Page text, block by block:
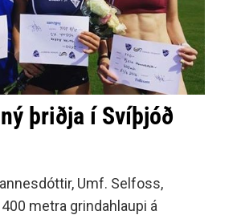
þriðja í Svíþjóð
Umf. Selfoss,
metra grindahlaupi á